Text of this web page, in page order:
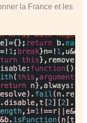
la France et les